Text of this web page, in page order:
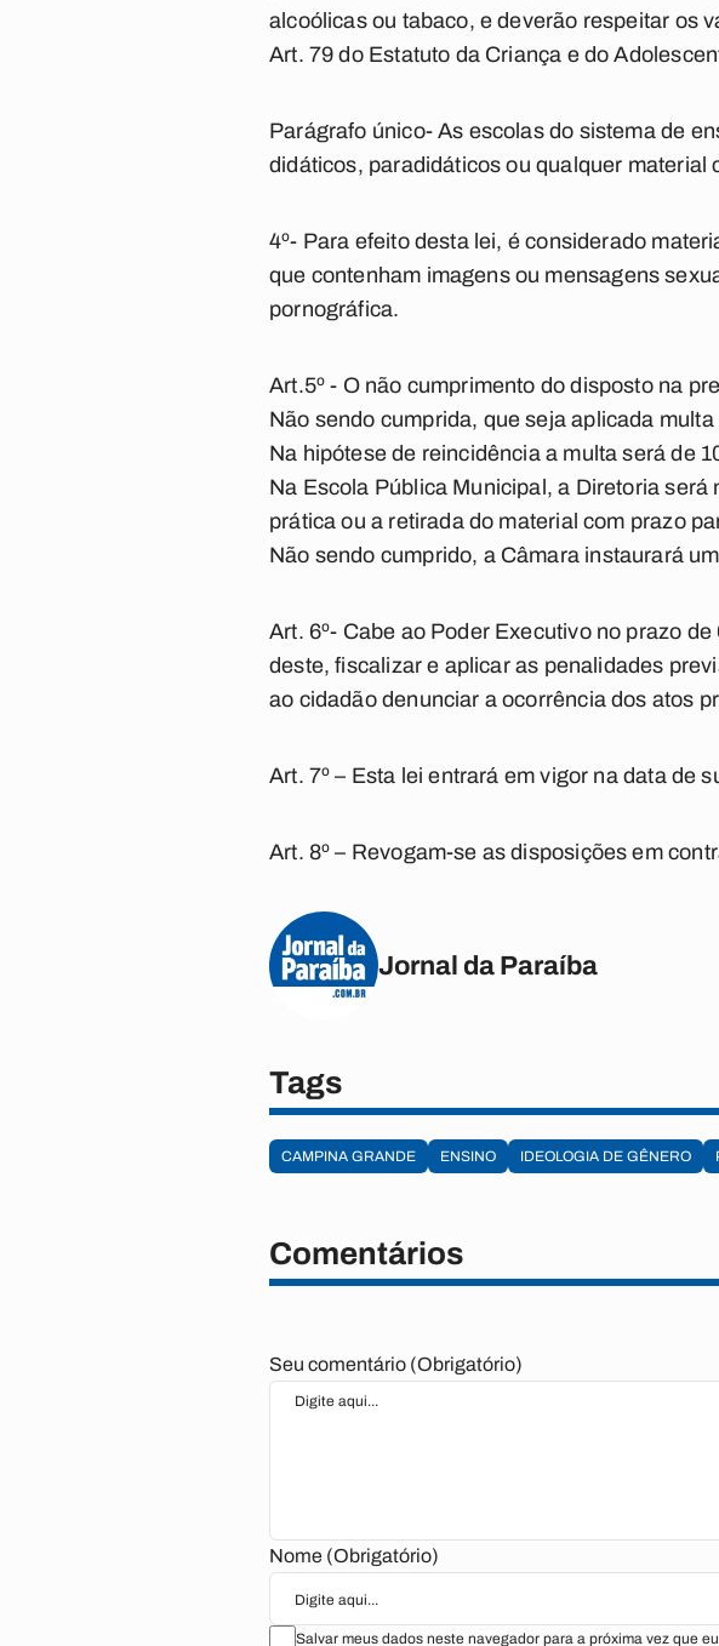
alcoólicas ou tabaco, e deverão respeitar os
Art. 79 do Estatuto da Criança e do
Parágrafo único- As escolas do sistema de
didáticos, paradidáticos ou qualquer
4º- Para efeito desta lei, é considerado
que contenham imagens ou mensagens
pornográfica.
Art.5º - O não cumprimento do disposto na
Não sendo cumprida, que seja aplicada multa
Na hipótese de reincidência a multa será de
Na Escola Pública Municipal, a Diretoria
prática ou a retirada do material com prazo
Não sendo cumprido, a Câmara instaurará
Art. 6º- Cabe ao Poder Executivo no prazo
deste, fiscalizar e aplicar as penalidades
ao cidadão denunciar a ocorrência dos atos
Art. 7º – Esta lei entrará em vigor na data de
Art. 8º – Revogam-se as disposições em
Jornal da Paraíba
Tags
CAMPINA GRANDE ENSINO IDEOLOGIA DE GÊNERO
Comentários
Seu comentário (Obrigatório)
Nome (Obrigatório)
Salvar meus dados neste navegador para a próxima vez que